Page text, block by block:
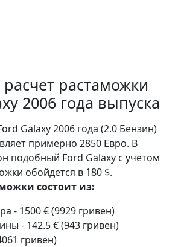
растаможки
2006 года выпуска
Galaxy 2006 года (2.0 Бензин)
примерно 2850 Евро. В
подобный Ford Galaxy с учетом
обойдется в 180 $.
состоит из:
- 1500 € (9929 гривен)
- 142.5 € (943 гривен)
гривен)